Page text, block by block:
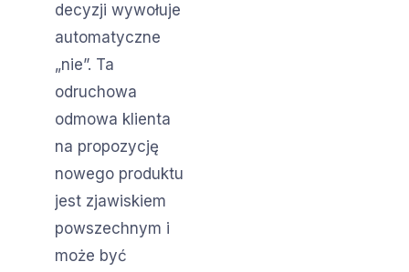
decyzji wywołuje
automatyczne
„nie”. Ta
odruchowa
odmowa klienta
na propozycję
nowego produktu
jest zjawiskiem
powszechnym i
może być